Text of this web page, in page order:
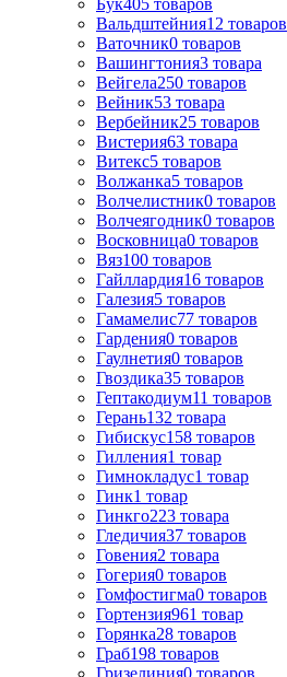
Вальдштейния12 товаров
Ваточник0 товаров
Вашингтония3 товара
Вейгела250 товаров
Вейник53 товара
Вербейник25 товаров
Вистерия63 товара
Витекс5 товаров
Волжанка5 товаров
Волчелистник0 товаров
Волчеягодник0 товаров
Восковница0 товаров
Вяз100 товаров
Гайллардия16 товаров
Галезия5 товаров
Гамамелис77 товаров
Гардения0 товаров
Гаулнетия0 товаров
Гвоздика35 товаров
Гептакодиум11 товаров
Герань132 товара
Гибискус158 товаров
Гилления1 товар
Гимнокладус1 товар
Гинк1 товар
Гинкго223 товара
Гледичия37 товаров
Говения2 товара
Гогерия0 товаров
Гомфостигма0 товаров
Гортензия961 товар
Горянка28 товаров
Граб198 товаров
Гризелиния0 товаров